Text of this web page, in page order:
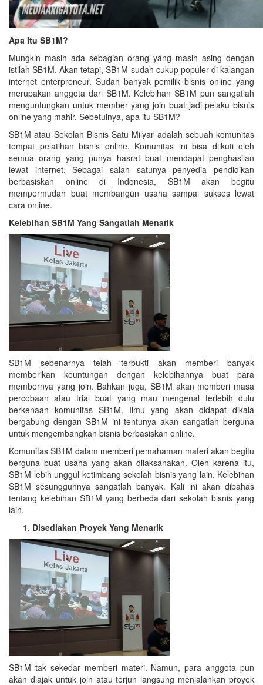
Apa Itu SB1M?
Mungkin masih ada sebagian orang yang masih asing dengan
istilah SB1M. Akan tetapi, SB1M sudah cukup populer di kalangan
internet enterpreneur. Sudah banyak pemilik bisnis online yang
merupakan anggota dari SB1M. Kelebihan SB1M pun sangatlah
menguntungkan untuk member yang join buat jadi pelaku bisnis
online yang mahir. Sebetulnya, apa itu SB1M?
SB1M atau Sekolah Bisnis Satu Milyar adalah sebuah komunitas
tempat pelatihan bisnis online. Komunitas ini bisa diikuti oleh
semua orang yang punya hasrat buat mendapat penghasilan
lewat internet. Sebagai salah satunya penyedia pendidikan
berbasiskan online di Indonesia, SB1M akan begitu
mempermudah buat membangun usaha sampai sukses lewat
cara online.
Kelebihan SB1M Yang Sangatlah Menarik
SB1M sebenarnya telah terbukti akan memberi banyak
memberikan keuntungan dengan kelebihannya buat para
membernya yang join. Bahkan juga, SB1M akan memberi masa
percobaan atau trial buat yang mau mengenal terlebih dulu
berkenaan komunitas SB1M. Ilmu yang akan didapat dikala
bergabung dengan SB1M ini tentunya akan sangatlah berguna
untuk mengembangkan bisnis berbasiskan online.
Komunitas SB1M dalam memberi pemahaman materi akan begitu
berguna buat usaha yang akan dilaksanakan. Oleh karena itu,
SB1M lebih unggul ketimbang sekolah bisnis yang lain. Kelebihan
SB1M sesungguhnya sangatlah banyak. Kali ini akan dibahas
tentang kelebihan SB1M yang berbeda dari sekolah bisnis yang
lain.
Disediakan Proyek Yang Menarik
SB1M tak sekedar memberi materi. Namun, para anggota pun
akan diajak untuk join atau terjun langsung menjalankan proyek